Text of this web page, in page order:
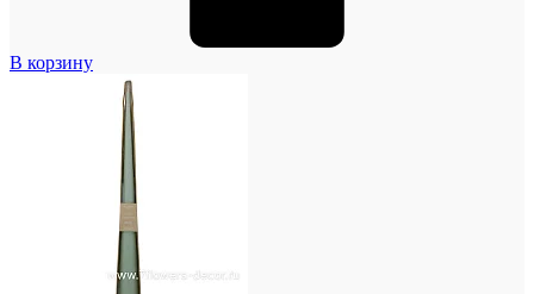
В корзину